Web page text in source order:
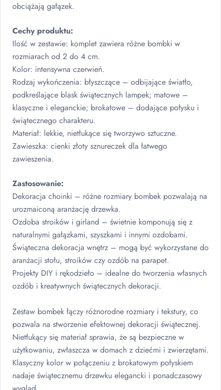
obciążają gałązek.
Cechy produktu:
Ilość w zestawie: komplet zawiera różne bombki w
rozmiarach od 2 do 4 cm.
Kolor: intensywna czerwień.
Rodzaj wykończenia: błyszczące – odbijające światło,
podkreślające blask świątecznych lampek; matowe –
klasyczne i eleganckie; brokatowe – dodające połysku i
świątecznego charakteru.
Materiał: lekkie, nietłukące się tworzywo sztuczne.
Zawieszka: cienki złoty sznureczek dla łatwego
zawieszenia.
Zastosowanie:
Dekoracja choinki – różne rozmiary bombek pozwalają na
urozmaiconą aranżację drzewka.
Ozdoba stroików i girland – świetnie komponują się z
naturalnymi gałązkami, szyszkami i innymi ozdobami.
Świąteczna dekoracja wnętrz – mogą być wykorzystane do
aranżacji stołu, stroików czy ozdób na parapet.
Projekty DIY i rękodzieło – idealne do tworzenia własnych
ozdób i kreatywnych świątecznych dekoracji.
Zestaw bombek łączy różnorodne rozmiary i tekstury, co
pozwala na stworzenie efektownej dekoracji świątecznej.
Nietłukący się materiał sprawia, że są bezpieczne w
użytkowaniu, zwłaszcza w domach z dziećmi i zwierzętami.
Klasyczny kolor w połączeniu z brokatowym połyskiem
nadaje świątecznemu drzewku elegancki i ponadczasowy